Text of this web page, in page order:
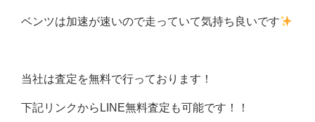
ベンツは加速が速いので走っていて気持ち良いです
当社は査定を無料で行っております！
下記リンクからLINE無料査定も可能です！！